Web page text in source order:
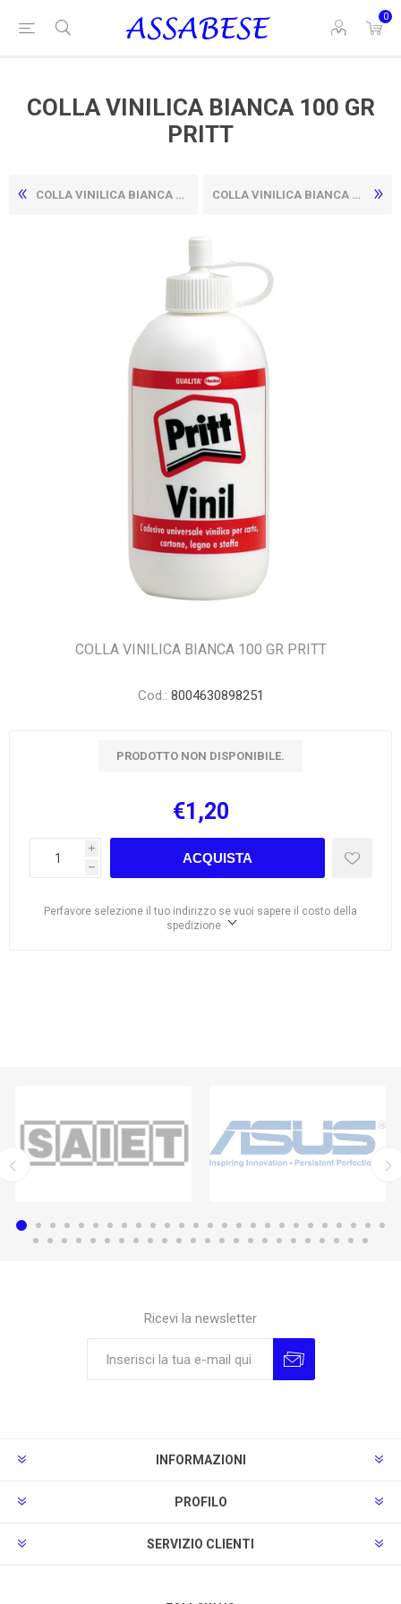
0
COLLA VINILICA BIANCA 100 GR
PRITT
COLLA VINILICA BIANCA 100 GR CWR COLLA VINILICA BIANCA 250 GR CWR
COLLA VINILICA BIANCA 100 GR PRITT
Cod.: 8004630898251
PRODOTTO NON DISPONIBILE.
€1,20
i
h
ACQUISTA
Perfavore selezione il tuo indirizzo se vuoi sapere il costo della
spedizione
Ricevi la newsletter
INFORMAZIONI
PROFILO
SERVIZIO CLIENTI